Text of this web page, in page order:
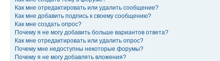
Как мне отредактировать или удалить сообщение?
Как мне добавить подпись к своему сообщению?
Как мне создать опрос?
Почему я не могу добавить больше вариантов ответа?
Как мне отредактировать или удалить опрос?
Почему мне недоступны некоторые форумы?
Почему я не могу добавлять вложения?